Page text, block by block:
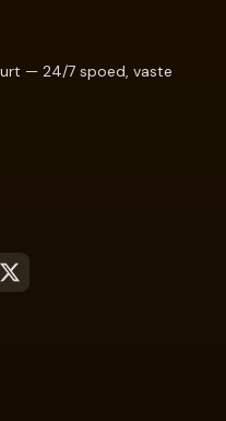
— 24/7 spoed, vaste